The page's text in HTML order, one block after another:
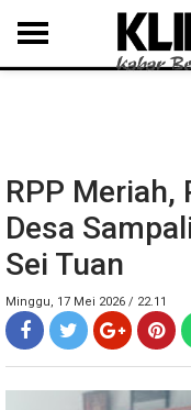
MEDAN LANGKAT
RPP Meriah,
Desa
Sei Tuan
Minggu, 17 Mei 2026 / 22.11